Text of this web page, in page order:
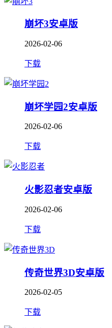
崩坏3安卓版
2026-02-06
下载
崩坏学园2安卓版
2026-02-06
下载
火影忍者安卓版
2026-02-06
下载
传奇世界3D安卓版
2026-02-05
下载